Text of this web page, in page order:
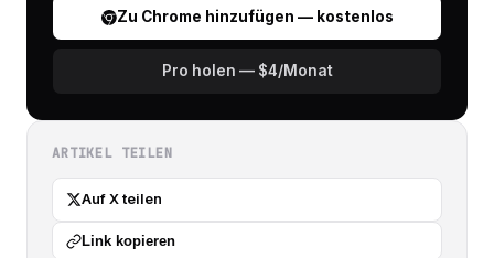
Zu Chrome hinzufügen — kostenlos
Pro holen — $4/Monat
ARTIKEL TEILEN
Auf X teilen
Link kopieren